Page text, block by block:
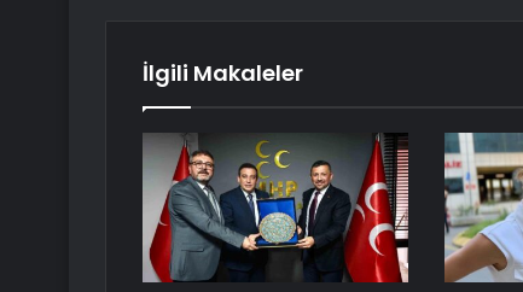
İlgili Makaleler